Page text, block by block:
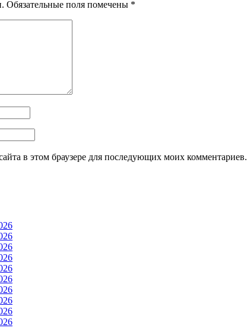
Обязательные поля помечены *
в этом браузере для последующих моих комментариев.